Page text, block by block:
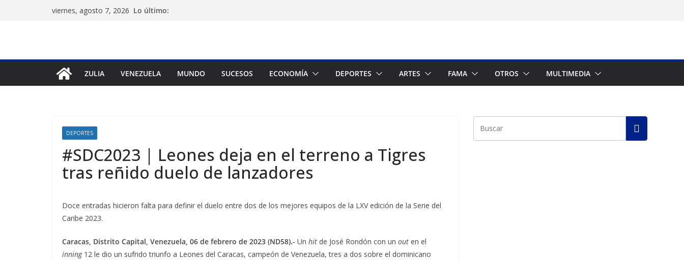
viernes, agosto 7, 2026 Lo último:
ZULIA VENEZUELA MUNDO SUCESOS ECONOMÍA DEPORTES ARTES FAMA OTROS MULTIMEDIA
DEPORTES
#SDC2023 | Leones deja en el terreno a Tigres
tras reñido duelo de lanzadores
Doce entradas hicieron falta para definir el duelo entre dos de los mejores equipos de la LXV edición de la Serie del
Caribe 2023.
Caracas, Distrito Capital, Venezuela, 06 de febrero de 2023 (ND58).- Un hit de José Rondón con un out en el
inning12 le dio un sufrido triunfo a Leones del Caracas, campeón de Venezuela, tres a dos sobre el dominicano